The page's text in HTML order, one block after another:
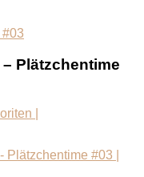
Plätzchentime
|
#03 |